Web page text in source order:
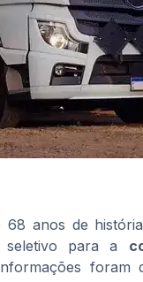
68 anos de
seletivo para a
foram